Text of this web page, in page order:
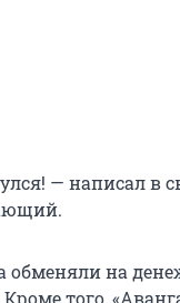
— написал в
обменяли на
того,